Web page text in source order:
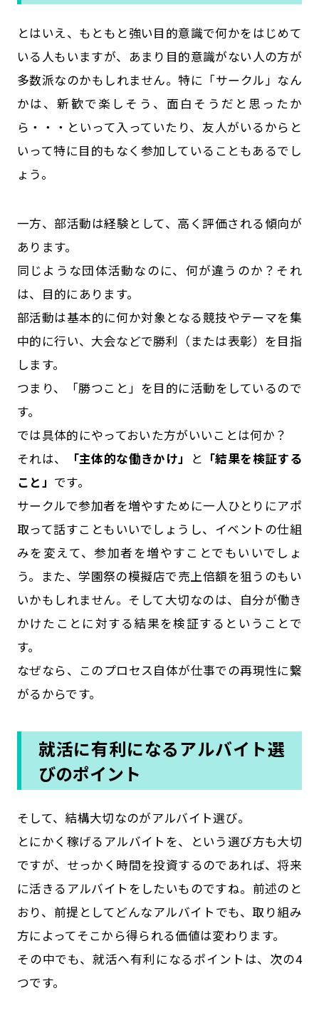
とはいえ、もともと強い目的意識で何かをはじめて
いる人もいますが、あまり目的意識がない人の方が
多数派なのかもしれません。特に「サークル」なん
かは、新歓で楽しそう、面白そうだと思ったか
ら・・・といって入っていたり、友人がいるからと
いって特に目的もなく参加していることもあるでし
ょう。
一方、部活動は経験として、高く評価される傾向が
あります。
同じような団体活動なのに、何が違うのか？それ
は、目的にあります。
部活動は基本的に何か対象となる競技やテーマを集
中的に行い、大会などで勝利（または表彰）を目指
します。
つまり、「勝つこと」を目的に活動をしているので
す。
では具体的にやっておいた方がいいことは何か？
それは、
「主体的な働きかけ」 と 「結果を検証する
こと」 です。
サークルで参加者を増やすために一人ひとりにアポ
取って話すこともいいでしょうし、イベントの仕組
みを変えて、参加者を増やすことでもいいでしょ
う。また、学園祭の模擬店で売上倍額を狙うのもい
いかもしれません。そして大切なのは、自分が働き
かけたことに対する結果を検証するということで
す。
なぜなら、このプロセス自体が仕事での再現性に繋
がるからです。
就活に有利になるアルバイト選
びのポイント
そして、結構大切なのがアルバイト選び。
とにかく稼げるアルバイトを、という選び方も大切
ですが、せっかく時間を投資するのであれば、将来
に活きるアルバイトをしたいものですね。前述のと
おり、前提としてどんなアルバイトでも、取り組み
方によってそこから得られる価値は変わります。
その中でも、就活へ有利になるポイントは、次の4
つです。